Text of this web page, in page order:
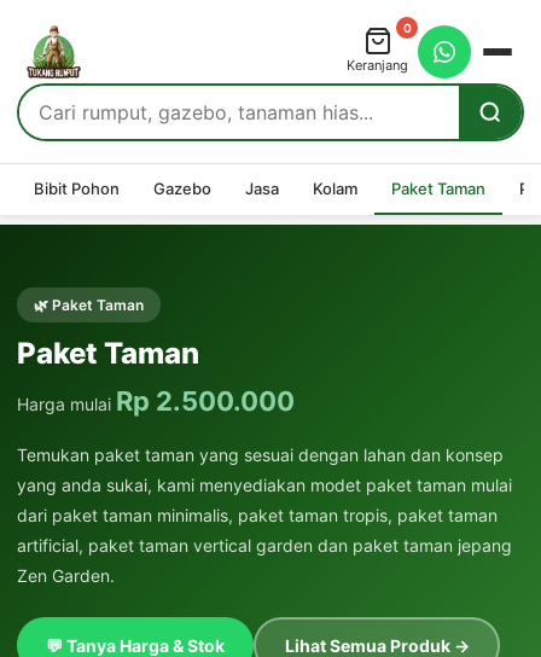
0
Keranjang
Bibit Pohon Gazebo Jasa Kolam Paket Taman
🌿 Paket Taman
Paket Taman
Harga mulai Rp 2.500.000
Temukan paket taman yang sesuai dengan lahan dan konsep
yang anda sukai, kami menyediakan modet paket taman mulai
dari paket taman minimalis, paket taman tropis, paket taman
artificial, paket taman vertical garden dan paket taman jepang
Zen Garden.
💬 Tanya Harga & Stok Lihat Semua Produk →